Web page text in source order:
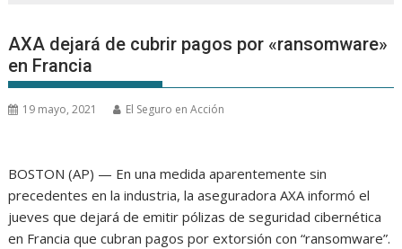
AXA dejará de cubrir pagos por «ransomware»
en Francia
19 mayo, 2021 El Seguro en Acción
BOSTON (AP) — En una medida aparentemente sin
precedentes en la industria, la aseguradora AXA informó el
jueves que dejará de emitir pólizas de seguridad cibernética
en Francia que cubran pagos por extorsión con “ransomware”.